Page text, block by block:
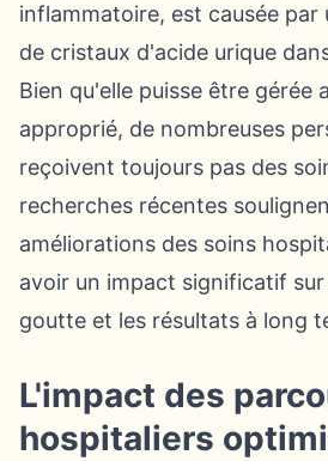
inflammatoire, est causée par
de cristaux d'acide urique
Bien qu'elle puisse être gérée
approprié, de nombreuses
reçoivent toujours pas des
recherches récentes
améliorations des soins
avoir un impact significatif
goutte et les résultats à long
L'impact des
hospitaliers